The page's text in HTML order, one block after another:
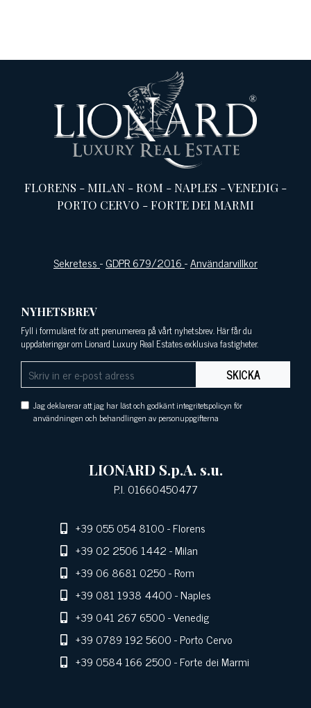
FLORENS -MILAN -ROM -NAPLES -VENEDIG -
PORTO CERVO -FORTE DEI MARMI
Sekretess-GDPR 679/2016-Användarvillkor
NYHETSBREV
Fyll i formuläret för att prenumerera på vårt nyhetsbrev. Här får du
uppdateringar om Lionard Luxury Real Estates exklusiva fastigheter.
SKICKA
Jag deklarerar att jag har läst och godkänt integritetspolicyn för
användningen och behandlingen av personuppgifterna
LIONARD S.p.A. s.u.
P.I. 01660450477
+39 055 054 8100- Florens
+39 02 2506 1442- Milan
+39 06 8681 0250- Rom
+39 081 1938 4400- Naples
+39 041 267 6500- Venedig
+39 0789 192 5600- Porto Cervo
+39 0584 166 2500- Forte dei Marmi